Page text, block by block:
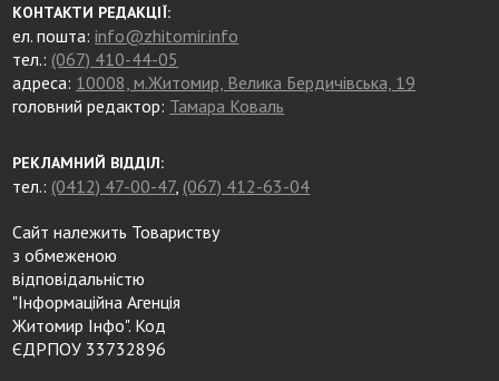
КОНТАКТИ РЕДАКЦІЇ:
ел. пошта:info@zhitomir.info
тел.: (067) 410-44-05
адреса: 10008, м.Житомир, Велика Бердичівська, 19
головний редактор: Тамара Коваль
РЕКЛАМНИЙ ВІДДІЛ:
тел.: (0412) 47-00-47, (067) 412-63-04
Сайт належить Товариству
з обмеженою
відповідальністю
"Інформаційна Агенція
Житомир Інфо". Код
ЄДРПОУ 33732896